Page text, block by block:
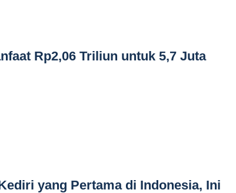
Rp2,06 Triliun untuk 5,7 Juta
yang Pertama di Indonesia, Ini